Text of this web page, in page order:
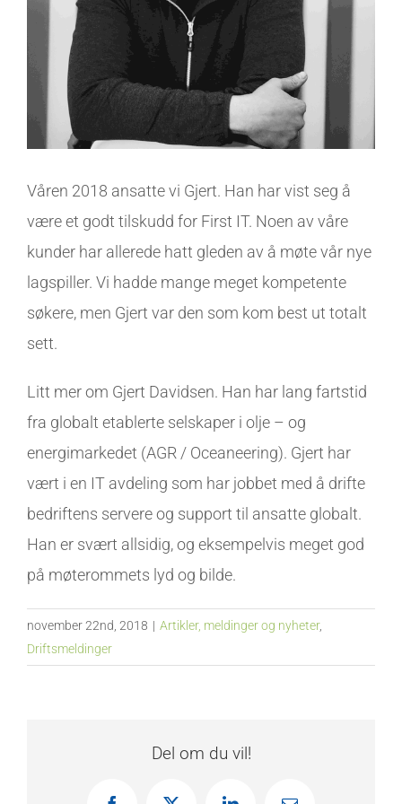
Våren 2018 ansatte vi Gjert. Han har vist seg å
være et godt tilskudd for First IT. Noen av våre
kunder har allerede hatt gleden av å møte vår nye
lagspiller. Vi hadde mange meget kompetente
søkere, men Gjert var den som kom best ut totalt
sett.
Litt mer om Gjert Davidsen. Han har lang fartstid
fra globalt etablerte selskaper i olje – og
energimarkedet (AGR / Oceaneering). Gjert har
vært i en IT avdeling som har jobbet med å drifte
bedriftens servere og support til ansatte globalt.
Han er svært allsidig, og eksempelvis meget god
på møterommets lyd og bilde.
november 22nd, 2018 | Artikler, meldinger og nyheter,
Driftsmeldinger
Del om du vil!